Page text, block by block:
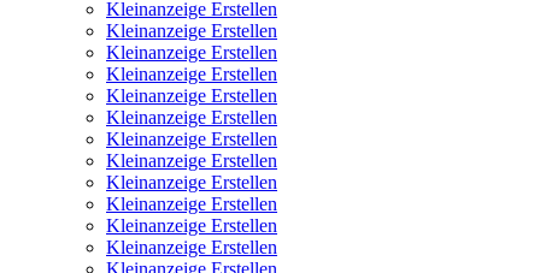
Kleinanzeige Erstellen
Kleinanzeige Erstellen
Kleinanzeige Erstellen
Kleinanzeige Erstellen
Kleinanzeige Erstellen
Kleinanzeige Erstellen
Kleinanzeige Erstellen
Kleinanzeige Erstellen
Kleinanzeige Erstellen
Kleinanzeige Erstellen
Kleinanzeige Erstellen
Kleinanzeige Erstellen
Kleinanzeige Erstellen